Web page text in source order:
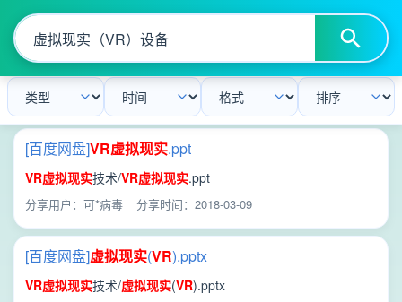
[百度网盘]VR虚拟现实.ppt
VR虚拟现实技术/VR虚拟现实.ppt
分享用户：可*病毒 分享时间：2018-03-09
[百度网盘]虚拟现实(VR).pptx
VR虚拟现实技术/虚拟现实(VR).pptx